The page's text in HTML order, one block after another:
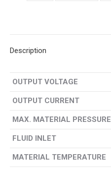
Description
OUTPUT VOLTAGE
OUTPUT CURRENT
MAX. MATERIAL PRESSURE
FLUID INLET
MATERIAL TEMPERATURE